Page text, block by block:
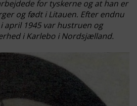
for tyskerne og at han er
og født i Litauen. Efter endnu
april 1945 var hustruen og
i Karlebo i Nordsjælland.